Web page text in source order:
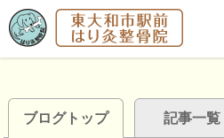
ブログトップ 記事一覧